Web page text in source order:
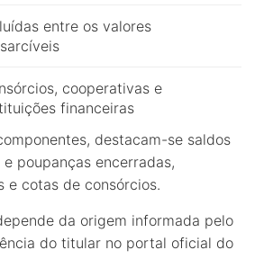
entre os valores
cooperativas e
financeiras
destacam-se saldos
poupanças encerradas,
e cotas de consórcios.
da origem informada pelo
do titular no portal oficial do